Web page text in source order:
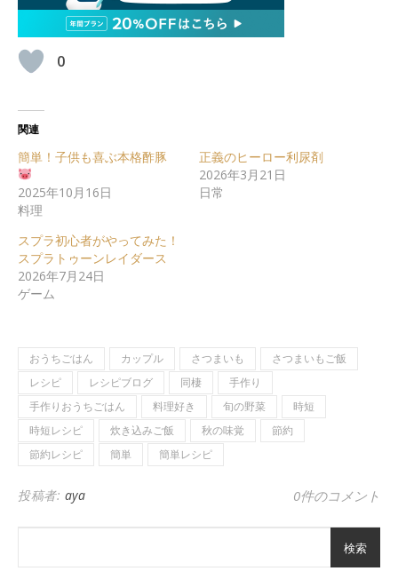
0
関連
簡単！子供も喜ぶ本格酢豚
2025年10月16日
料理
正義のヒーロー利尿剤
2026年3月21日
日常
スプラ初心者がやってみた！
スプラトゥーンレイダース
2026年7月24日
ゲーム
おうちごはん カップル さつまいも
さつまいもご飯
レシピ
レシピブログ 同棲
手作り
手作りおうちごはん
料理好き 旬の野菜
時短
時短レシピ
炊き込みご飯 秋の味覚
節約
節約レシピ
簡単 簡単レシピ
投稿者: aya 0件のコメント
検索